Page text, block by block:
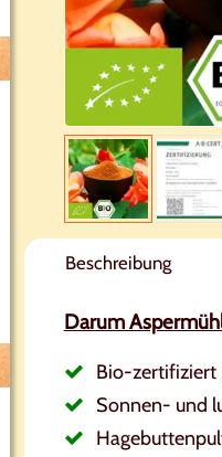
Beschreibung
Darum
Bio-zertifiziert
Sonnen- und